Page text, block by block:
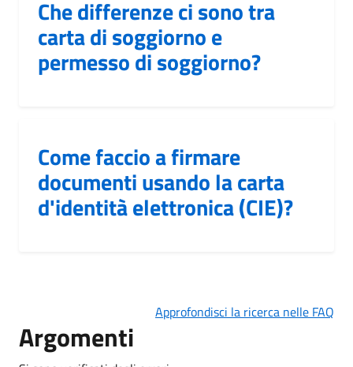
Che differenze ci sono tra
carta di soggiorno e
permesso di soggiorno?
Come faccio a firmare
documenti usando la carta
d'identità elettronica (CIE)?
Approfondisci la ricerca nelle FAQ
Argomenti